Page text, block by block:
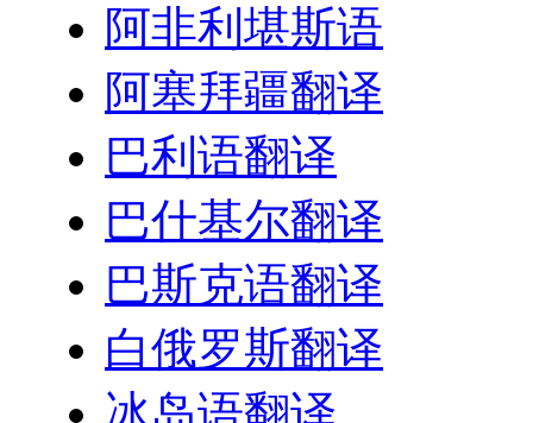
阿非利堪斯语
阿塞拜疆翻译
巴利语翻译
巴什基尔翻译
巴斯克语翻译
白俄罗斯翻译